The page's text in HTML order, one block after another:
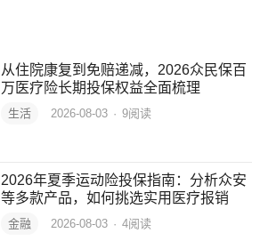
从住院康复到免赔递减，2026众民保百
万医疗险长期投保权益全面梳理
生活 2026-08-03 · 9阅读
2026年夏季运动险投保指南：分析众安
等多款产品，如何挑选实用医疗报销
金融 2026-08-03 · 4阅读